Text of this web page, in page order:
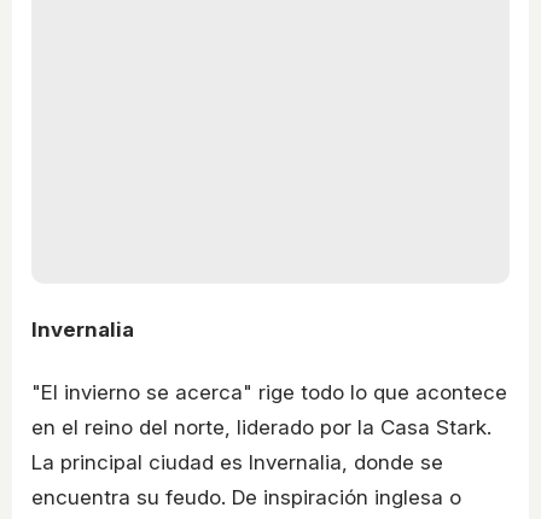
Invernalia
"El invierno se acerca" rige todo lo que acontece
en el reino del norte, liderado por la Casa Stark.
La principal ciudad es Invernalia, donde se
encuentra su feudo. De inspiración inglesa o